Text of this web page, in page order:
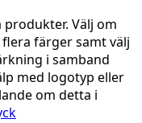
Välj om
färger samt välj
i samband
med logotyp eller
om detta i